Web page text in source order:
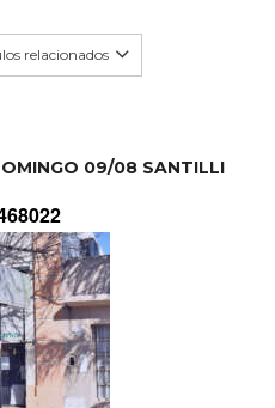
relacionados
09/08 SANTILLI